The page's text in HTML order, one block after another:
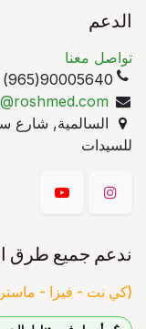
الدعم
تواصل معنا
90005640(965)
السالمية, شارع
للسيدات
ندعم جميع طرق
(كي نت - فيزا - ماستر